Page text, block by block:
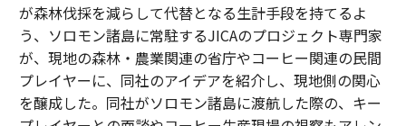
が森林伐採を減らして代替となる生計手段を持てるよ
う、ソロモン諸島に常駐するJICAのプロジェクト専門家
が、現地の森林・農業関連の省庁やコーヒー関連の民間
プレイヤーに、同社のアイデアを紹介し、現地側の関心
を醸成した。同社がソロモン諸島に渡航した際の、キー